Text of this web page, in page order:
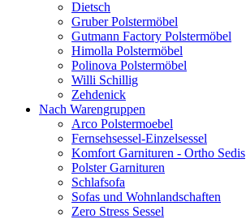
Dietsch
Gruber Polstermöbel
Gutmann Factory Polstermöbel
Himolla Polstermöbel
Polinova Polstermöbel
Willi Schillig
Zehdenick
Nach Warengruppen
Arco Polstermoebel
Fernsehsessel-Einzelsessel
Komfort Garnituren - Ortho Sedis
Polster Garnituren
Schlafsofa
Sofas und Wohnlandschaften
Zero Stress Sessel